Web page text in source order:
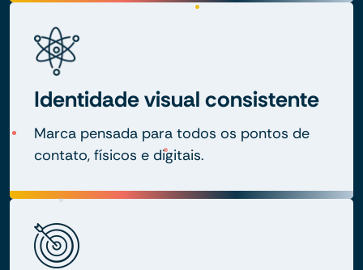
Identidade visual consistente
Marca pensada para todos os pontos de
contato, físicos e digitais.